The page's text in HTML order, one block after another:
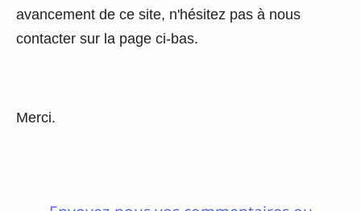
avancement de ce site, n'hésitez pas à nous
contacter sur la page ci-bas.
Merci.